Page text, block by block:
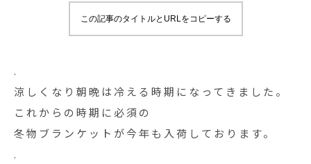
この記事のタイトルとURLをコピーする
.
涼しくなり朝晩は冷える時期になってきました。
これからの時期に必須の
冬物ブランケットが今年も入荷しております。
.